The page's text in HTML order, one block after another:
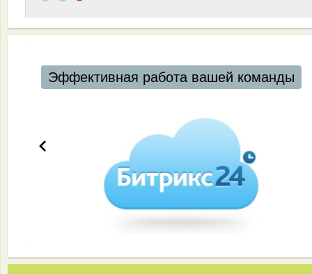
Эффективная работа вашей команды